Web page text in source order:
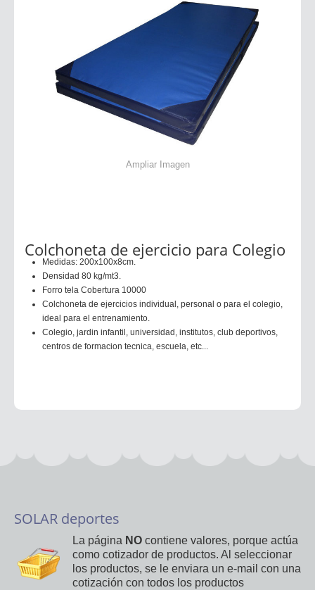
Ampliar Imagen
Colchoneta de ejercicio para Colegio
Medidas: 200x100x8cm.
Densidad 80 kg/mt3.
Forro tela Cobertura 10000
Colchoneta de ejercicios individual, personal o para el colegio,
ideal para el entrenamiento.
Colegio, jardin infantil, universidad, institutos, club deportivos,
centros de formacion tecnica, escuela, etc...
SOLAR deportes
La página NO contiene valores, porque actúa
como cotizador de productos. Al seleccionar
los productos, se le enviara un e-mail con una
cotización con todos los productos